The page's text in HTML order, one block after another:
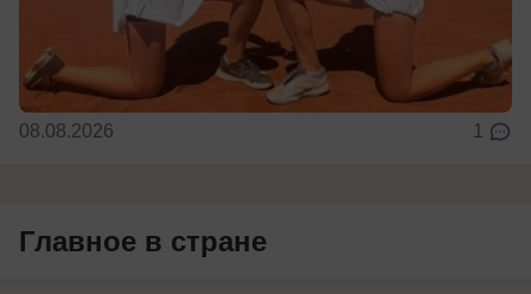
08.08.2026 1
Главное в стране